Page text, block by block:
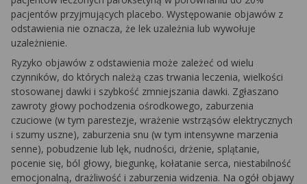
pacjentów przyjmujących placebo. Występowanie objawów z
odstawienia nie oznacza, że lek uzależnia lub wywołuje
uzależnienie.
Ryzyko objawów z odstawienia może zależeć od wielu
czynników, do których należą czas trwania leczenia, wielkości
stosowanej dawki i szybkość zmniejszania dawki. Zgłaszano
zawroty głowy pochodzenia ośrodkowego, zaburzenia
czuciowe (w tym parestezje, wrażenie wstrząsów elektrycznych
i szumy uszne), zaburzenia snu (w tym intensywne marzenia
senne), pobudzenie lub lęk, nudności, drżenie, splątanie,
pocenie się, ból głowy, biegunkę, kołatanie serca, niestabilność
emocjonalną, drażliwość i zaburzenia widzenia. Na ogół objawy